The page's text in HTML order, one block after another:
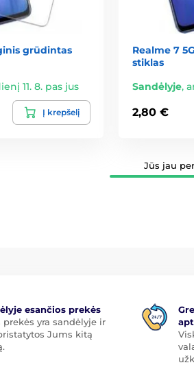
grūdintas
11. 8. pas jus
Į krepšelį
Realme 7
stiklas
Sandėlyje,
2,80 €
Jūs jau
esančios prekės
prekės yra sandėlyje ir
Jums kitą